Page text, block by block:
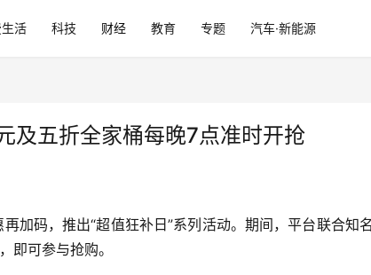
活 科技 财经 教育 专题 汽车·新能源
及五折全家桶每晚7点准时开抢
加码，推出“超值狂补日”系列活动。期间，平台联合
即可参与抢购。